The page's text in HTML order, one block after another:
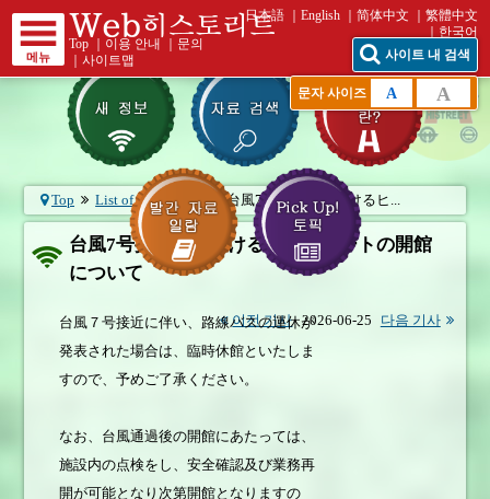
메뉴
Top 이용 안내
문의
｜사이트맵
日本語 English 简体中文
繁體中文
한국어
사이트 내 검색
문자 사이즈 A A
Top List of What's New 台風7号接近時におけるヒ...
台風7号接近時におけるヒストリートの開館
について
이전 기사 2026-06-25 다음 기사
台風７号接近に伴い、路線バスの運休が
発表された場合は、臨時休館といたしま
すので、予めご了承ください。
なお、台風通過後の開館にあたっては、
施設内の点検をし、安全確認及び業務再
開が可能となり次第開館となりますの